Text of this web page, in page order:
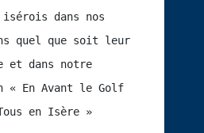
dans nos
quel que soit leur
dans notre
« En Avant le Golf
en Isère »